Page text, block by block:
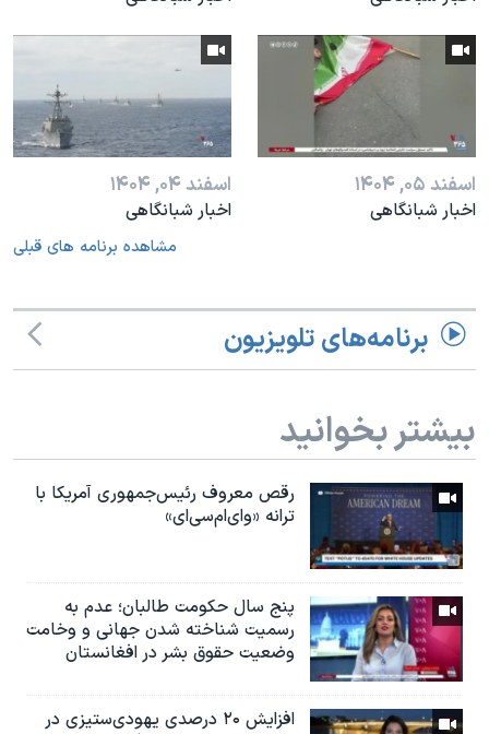
اسفند ۰۵, ۱۴۰۴
اخبار شبانگاهی
اسفند ۰۴, ۱۴۰۴
اخبار شبانگاهی
مشاهده برنامه های قبلی
برنامه‌های تلویزیون
بیشتر بخوانید
رقص معروف رئیس‌جمهوری آمریکا با
ترانه «وای‌ام‌سی‌ای»
پنج سال حکومت طالبان؛ عدم به
رسمیت شناخته شدن جهانی و وخامت
وضعیت حقوق بشر در افغانستان
افزایش ۲۰ درصدی یهودی‌ستیزی در